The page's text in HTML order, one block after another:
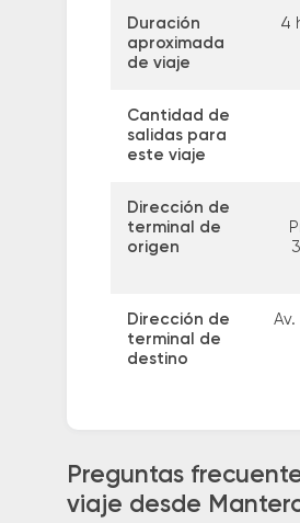
Duración
aproximada
de viaje
4
Cantidad de
salidas para
este viaje
Dirección de
terminal de
origen
Dirección de
terminal de
destino
Preguntas
viaje desde